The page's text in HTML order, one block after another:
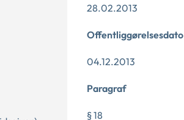
28.02.2013
Offentliggørelsesdato
04.12.2013
Paragraf
§ 18